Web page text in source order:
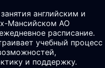
английским и
Мансийском АО
расписание.
учебный процесс
и поддержку.